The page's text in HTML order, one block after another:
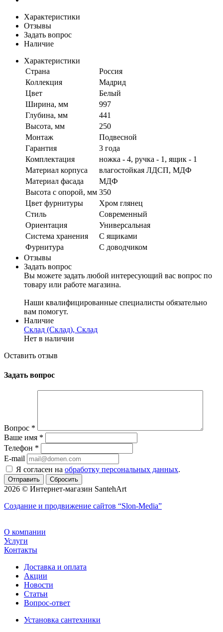
Характеристики
Отзывы
Задать вопрос
Наличие
Характеристики
Страна
Россия
Коллекция
Мадрид
Цвет
Белый
Ширина, мм
997
Глубина, мм
441
Высота, мм
250
Монтаж
Подвесной
Гарантия
3 года
Комплектация
ножка - 4, ручка - 1, ящик - 1
Материал корпуса
влагостойкая ЛДСП, МДФ
Материал фасада
МДФ
Высота с опорой, мм 350
Цвет фурнитуры
Хром глянец
Стиль
Современный
Ориентация
Универсальная
Система хранения
С ящиками
Фурнитура
С доводчиком
Отзывы
Задать вопрос
Вы можете задать любой интересующий вас вопрос по
товару или работе магазина.
Наши квалифицированные специалисты обязательно
вам помогут.
Наличие
Склад (Склад), Склад
Нет в наличии
Оставить отзыв
Задать вопрос
Вопрос *
Ваше имя *
Телефон *
E-mail
Я согласен на обработку персональных данных.
Сбросить
2026 © Интернет-магазин SantehArt
Создание и продвижение сайтов “Slon-Media”
О компании
Услуги
Контакты
Доставка и оплата
Акции
Новости
Статьи
Вопрос-ответ
Установка сантехники